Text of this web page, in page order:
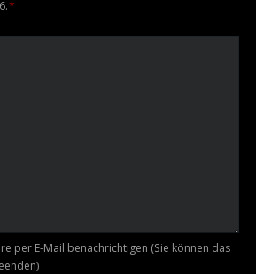
*
per E-Mail benachrichtigen (Sie können das